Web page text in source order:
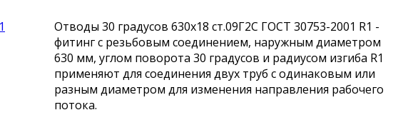
Отводы 30 градусов 630х18 ст.09Г2С ГОСТ 30753-2001 R1 -
фитинг с резьбовым соединением, наружным диаметром
630 мм, углом поворота 30 градусов и радиусом изгиба R1
применяют для соединения двух труб с одинаковым или
разным диаметром для изменения направления рабочего
потока.